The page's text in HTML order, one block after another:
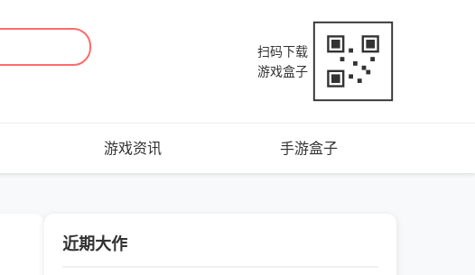
扫码下载
游戏盒子
游戏资讯 手游盒子
近期大作